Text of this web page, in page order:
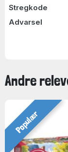
Stregkode
Advarsel
Andre
Populær